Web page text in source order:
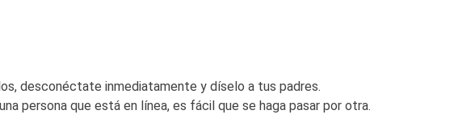
desconéctate inmediatamente y díselo a tus padres.
persona que está en línea, es fácil que se haga pasar por otra.